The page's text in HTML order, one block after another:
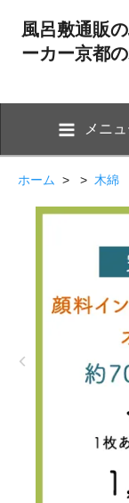
風呂敷通販
ーカー京都
メニ
ホーム > > 木綿